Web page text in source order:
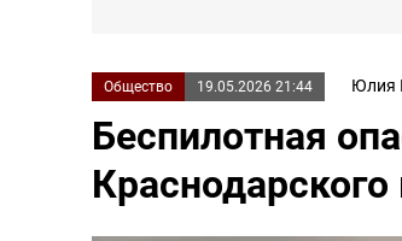
Общество 19.05.2026 21:44 Юлия
Беспилотная
Краснодарского